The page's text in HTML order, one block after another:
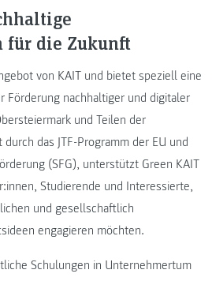
für die Zukunft
von KAIT und bietet speziell eine
Förderung nachhaltiger und digitaler
und Teilen der
das JTF-Programm der EU und
(SFG), unterstützt Green KAIT
Studierende und Interessierte,
und gesellschaftlich
engagieren möchten.
Schulungen in Unternehmertum